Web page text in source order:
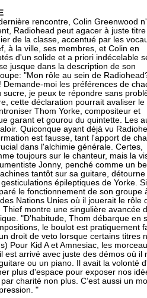
rencontre, Colin Greenwood
Radiohead peut agacer à juste
de la classe, accentué par les
à la ville, ses membres, et Colin en
d'un solide et a priori indécelable
jusque dans la description de son
"Mon rôle au sein de
Demande-moi les préférences de
sucre, je peux te répondre sans
cette déclaration pourrait avaliser le
Thom Yorke, compositeur et
garant et gourou du quintette. Les
Quiconque ayant déjà vu
est fausse, tant l'apport de
dans l'alchimie générale. Certes,
toujours sur le chanteur, mais la
Jonny, penché comme un
tantôt sur sa guitare, détourne
épileptiques de Yorke.
le fonctionnement de son groupe
Nations Unies où il jouerait le rôle
Thief montre une singulière avancée
"D'habitude, Thom débarque en
le boulot est pratiquement
droit de veto lorsque certains titres
Pour Kid A et Amnesiac, les
est arrivé avec juste des démos où il
ou un piano. Il avait la volonté
plus d'espace pour exposer nos
charité non plus. C’est aussi un
"